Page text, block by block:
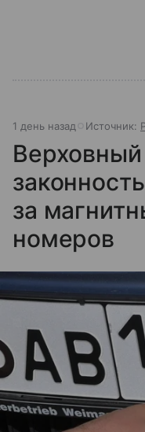
1 день назад Источник:
за
номеров